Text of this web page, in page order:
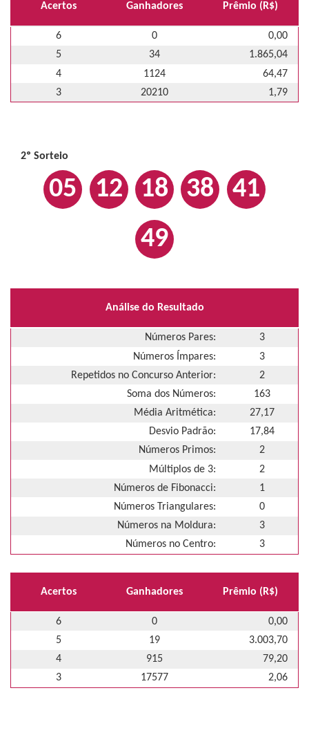
Acertos Ganhadores Prêmio (R$)
6 0
0,00
5
34
1.865,04
4
1124
64,47
3
20210 1,79
2º Sorteio
05 12 18 38
41
49
Análise do Resultado
Números Pares:
3
Números Ímpares:
3
Repetidos no Concurso Anterior:
2
Soma dos Números:
163
Média Aritmética:
27,17
Desvio Padrão:
17,84
Números Primos:
2
Múltiplos de 3:
2
Números de Fibonacci:
1
Números Triangulares:
0
Números na Moldura:
3
Números no Centro:
3
Acertos Ganhadores Prêmio (R$)
6 0
0,00
5
19
3.003,70
4
915
79,20
3
17577 2,06